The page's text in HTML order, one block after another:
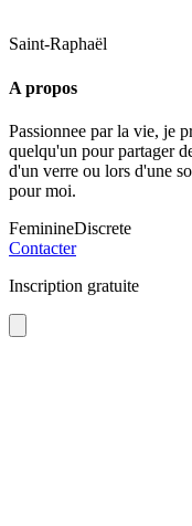
Saint-Raphaël
A propos
Passionnee par la vie, je
quelqu'un pour partager
d'un verre ou lors d'une
pour moi.
FeminineDiscrete
Contacter
Inscription gratuite